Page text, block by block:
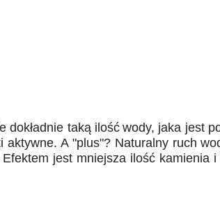
dokładnie taką ilość wody, jaka jest
aktywne. A "plus"? Naturalny ruch
Efektem jest mniejsza ilość kamienia i